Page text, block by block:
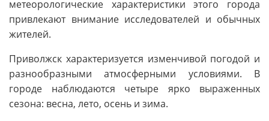
метеорологические характеристики этого города
привлекают внимание исследователей и обычных
жителей.
Приволжск характеризуется изменчивой погодой и
разнообразными атмосферными условиями. В
городе наблюдаются четыре ярко выраженных
сезона: весна, лето, осень и зима.